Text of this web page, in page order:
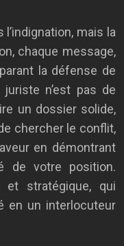
l’indignation, mais la
chaque message,
la défense de
juriste n’est pas de
un dossier solide,
chercher le conflit,
en démontrant
de votre position.
et stratégique, qui
en un interlocuteur